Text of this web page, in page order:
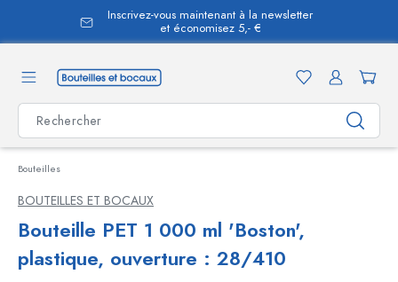
principal
Inscrivez-vous maintenant à la newsletter
et économisez 5,- €
Bouteilles
BOUTEILLES ET BOCAUX
Bouteille PET 1 000 ml 'Boston',
plastique, ouverture : 28/410